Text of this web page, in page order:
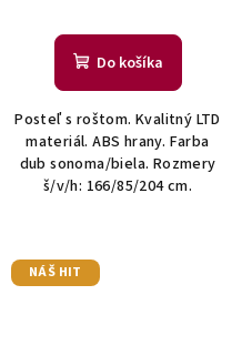
Do košíka
Posteľ s roštom. Kvalitný LTD
materiál. ABS hrany. Farba
dub sonoma/biela. Rozmery
š/v/h: 166/85/204 cm.
NÁŠ HIT